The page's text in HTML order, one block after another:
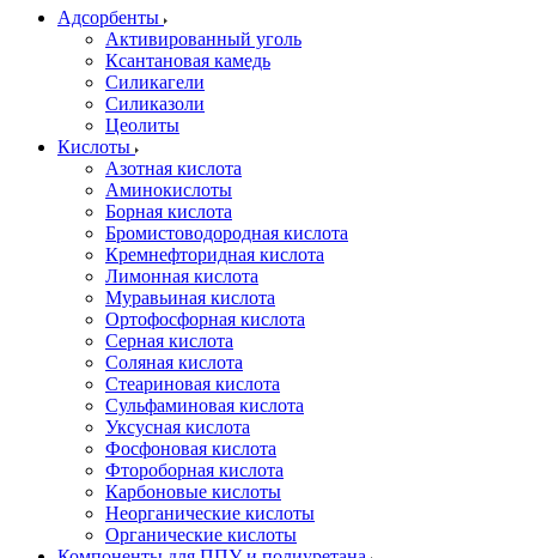
Адсорбенты
Активированный уголь
Ксантановая камедь
Силикагели
Силиказоли
Цеолиты
Кислоты
Азотная кислота
Аминокислоты
Борная кислота
Бромистоводородная кислота
Кремнефторидная кислота
Лимонная кислота
Муравьиная кислота
Ортофосфорная кислота
Серная кислота
Соляная кислота
Стеариновая кислота
Сульфаминовая кислота
Уксусная кислота
Фосфоновая кислота
Фтороборная кислота
Карбоновые кислоты
Неорганические кислоты
Органические кислоты